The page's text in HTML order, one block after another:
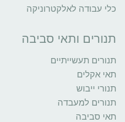
כלי עבודה לאלקטרוניקה
תנורים ותאי סביבה
תנורים תעשייתיים
תאי אקלים
תנורי ייבוש
תנורים למעבדה
תאי סביבה